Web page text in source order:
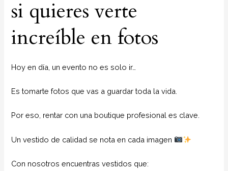
si quieres verte
increíble en fotos
Hoy en día, un evento no es solo ir…
Es tomarte fotos que vas a guardar toda la vida.
Por eso, rentar con una boutique profesional es clave.
Un vestido de calidad se nota en cada imagen
Con nosotros encuentras vestidos que: